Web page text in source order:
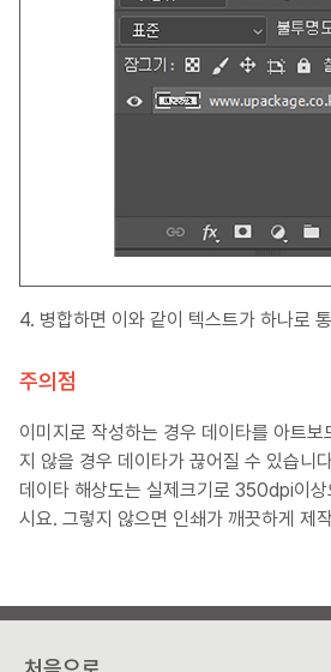
4. 병합하면 이와 같이 텍스트가 하나로
주의점
이미지로 작성하는 경우 데이타를 아트보
지 않을 경우 데이타가 끊어질 수 있습니
데이타 해상도는 실제크기로 350dpi이
시요. 그렇지 않으면 인쇄가 깨끗하게 제